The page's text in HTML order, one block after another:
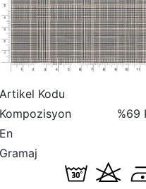
Artikel Kodu
Kompozisyon
%69
En
Gramaj